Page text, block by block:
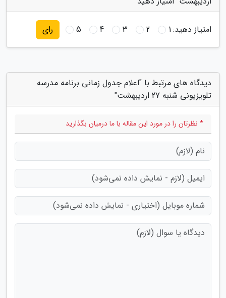
امتیاز دهید:1
2
3
4
5 رای
دیدگاه های مرتبط با "اعلام جدول زمانی برنامه مدرسه
تلویزیونی شنبه 27 اردیبهشت"
* نظرتان را در مورد این مقاله با ما درمیان بگذارید